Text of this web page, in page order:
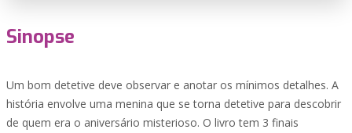
Sinopse
Um bom detetive deve observar e anotar os mínimos detalhes. A
história envolve uma menina que se torna detetive para descobrir
de quem era o aniversário misterioso. O livro tem 3 finais